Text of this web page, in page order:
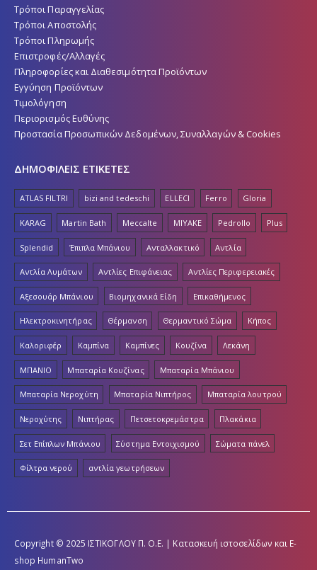
Τρόποι Παραγγελίας
Τρόποι Αποστολής
Τρόποι Πληρωμής
Επιστροφές/Αλλαγές
Πληροφορίες και Διαθεσιμότητα Προϊόντων
Εγγύηση Προϊόντων
Τιμολόγηση
Περιορισμός Ευθύνης
Προστασία Προσωπικών Δεδομένων, Συναλλαγών & Cookies
ΔΗΜΟΦΙΛΕΙΣ ΕΤΙΚΕΤΕΣ
ATLAS FILTRI bizi and tedeschi ELLECI Ferro Gloria
KARAG Martin Bath Meccalte MIYAKE Pedrollo Plus
Splendid Έπιπλα Μπάνιου Ανταλλακτικό Αντλία
Αντλία Λυμάτων Αντλίες Επιφάνειας Αντλίες Περιφερειακές
Αξεσουάρ Μπάνιου Βιομηχανικά Είδη Επικαθήμενος
Ηλεκτροκινητήρας Θέρμανση Θερμαντικό Σώμα Κήπος
Καλοριφέρ Καμπίνα Καμπίνες Κουζίνα Λεκάνη
ΜΠΑΝΙΟ Μπαταρία Κουζίνας Μπαταρία Μπάνιου
Μπαταρία Νεροχύτη Μπαταρία Νιπτήρος Μπαταρία λουτρού
Νεροχύτης Νιπτήρας Πετσετοκρεμάστρα Πλακάκια
Σετ Επίπλων Μπάνιου Σύστημα Εντοιχισμού Σώματα πάνελ
Φίλτρα νερού αντλία γεωτρήσεων
Copyright © 2025 ΙΣΤΙΚΟΓΛΟΥ Π. Ο.Ε. | Κατασκευή ιστοσελίδων και E-
shop HumanTwo